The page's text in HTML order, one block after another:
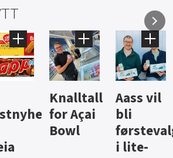
vil
Brus og
jus fra
Berentsen
Hard
iste fra
Hansa